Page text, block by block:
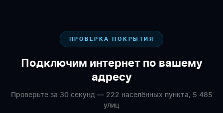
ПРОВЕРКА ПОКРЫТИЯ
Подключим интернет по вашему
адресу
Проверьте за 30 секунд — 222 населённых пункта, 5 485
улиц